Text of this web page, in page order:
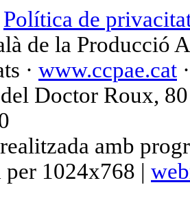
Política de
de la Producció
· www.ccpae.cat
Doctor Roux,
amb
1024x768 |